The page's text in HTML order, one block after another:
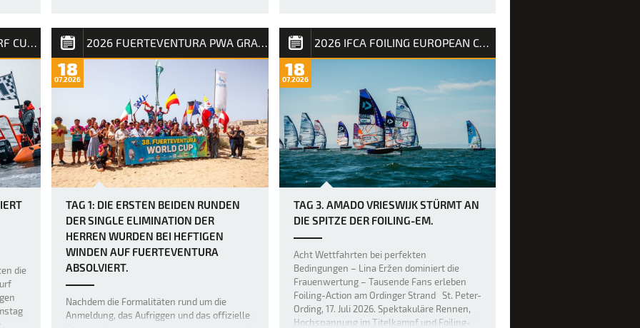
für
Amado Vrieswi…
Der zweite Tag des PWA Grand Slam 2026
auf Fuerteventura hat die Erwartungen mehr
als erfüllt, denn die Akrobaten der
Freestyle-Welt haben erneut die Messlatte
dafür höher gelegt, was im Freestyle-
Bereich möglich ist. Bereits gestern war das
Niveau unglaublich hoch, doch über Na…
2026 CALIFORNIA WINDSURF CUP SPO
die
2026 FUERTEVENTURA PWA GRAND SLAM
18
07.2026
TAG 1: DIE ERSTEN BEIDEN RUNDEN
DER SINGLE ELIMINATION DER
HERREN WURDEN BEI HEFTIGEN
WINDEN AUF FUERTEVENTURA
ABSOLVIERT.
Nachdem die Formalitäten rund um die
Anmeldung, das Aufriggen und das offizielle
2026 IFCA FOILING EUROPEAN CHAMPIONSHIP
18
07.2026
TAG 3. AMADO VRIESWIJK STÜRMT AN
DIE SPITZE DER FOILING-EM.
Acht Wettfahrten bei perfekten
Bedingungen – Lina Eržen dominiert die
Frauenwertung – Tausende Fans erleben
Foiling-Action am Ordinger Strand St. Peter-
Ording, 17. Juli 2026. Spektakuläre Rennen,
Hochspannung im Titelkampf und Foiling-